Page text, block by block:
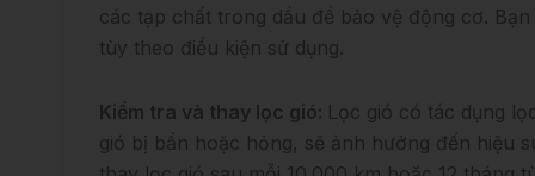
các tạp chất trong dầu để bảo vệ động cơ.
tùy theo điều kiện sử dụng.
Kiểm tra và thay lọc gió: Lọc gió có tác dụng
gió bị bẩn hoặc hỏng, sẽ ảnh hưởng đến hiệu